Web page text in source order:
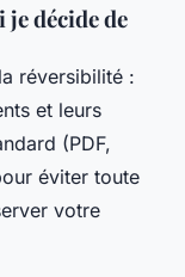
je décide de
réversibilité :
et leurs
(PDF,
éviter toute
votre